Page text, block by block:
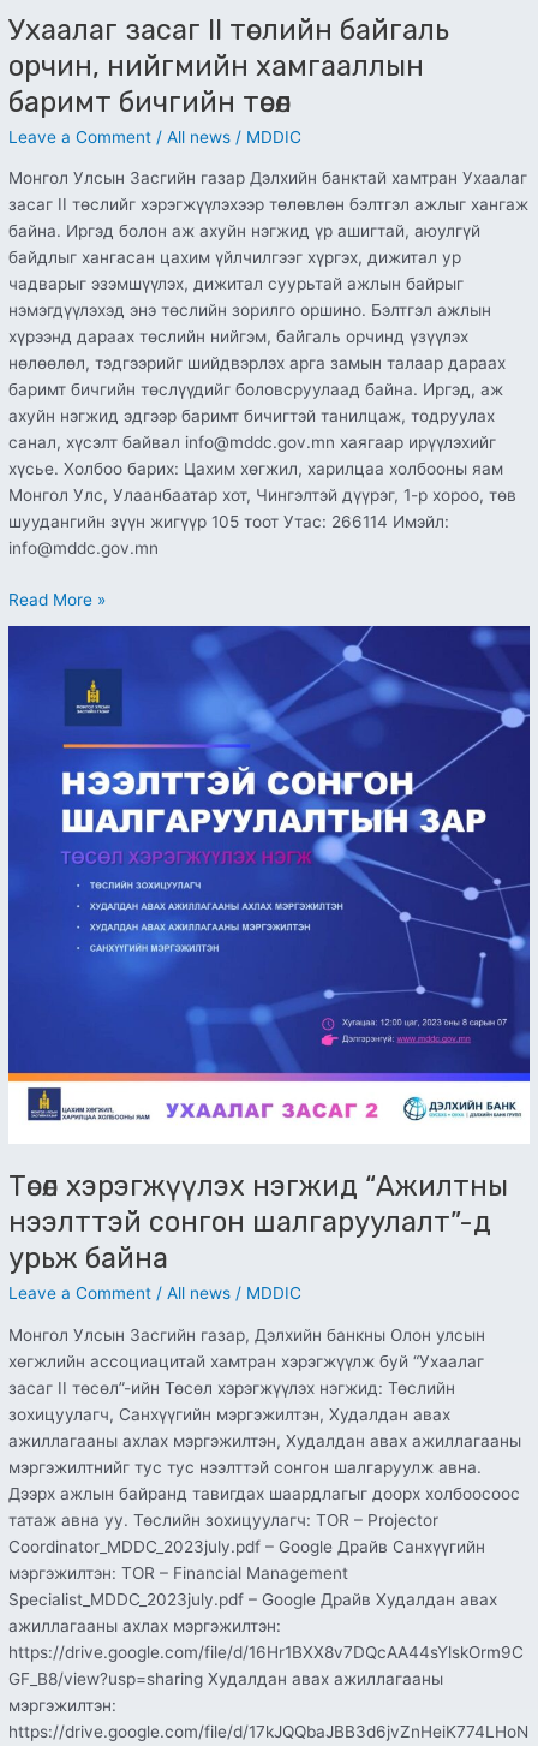
Ухаалаг засаг II төслийн байгаль
орчин, нийгмийн хамгааллын
баримт бичгийн төсөл
Leave a Comment /All news / MDDIC
Монгол Улсын Засгийн газар Дэлхийн банктай хамтран Ухаалаг
засаг II төслийг хэрэгжүүлэхээр төлөвлөн бэлтгэл ажлыг хангаж
байна. Иргэд болон аж ахуйн нэгжид үр ашигтай, аюулгүй
байдлыг хангасан цахим үйлчилгээг хүргэх, дижитал ур
чадварыг эзэмшүүлэх, дижитал суурьтай ажлын байрыг
нэмэгдүүлэхэд энэ төслийн зорилго оршино. Бэлтгэл ажлын
хүрээнд дараах төслийн нийгэм, байгаль орчинд үзүүлэх
нөлөөлөл, тэдгээрийг шийдвэрлэх арга замын талаар дараах
баримт бичгийн төслүүдийг боловсруулаад байна. Иргэд, аж
ахуйн нэгжид эдгээр баримт бичигтэй танилцаж, тодруулах
санал, хүсэлт байвал info@mddc.gov.mn хаягаар ирүүлэхийг
хүсье. Холбоо барих: Цахим хөгжил, харилцаа холбооны яам
Монгол Улс, Улаанбаатар хот, Чингэлтэй дүүрэг, 1-р хороо, төв
шуудангийн зүүн жигүүр 105 тоот Утас: 266114 Имэйл:
info@mddc.gov.mn
төсөл
Read More »
Төсөл хэрэгжүүлэх нэгжид “Ажилтны
нээлттэй сонгон шалгаруулалт”-д
урьж байна
Leave a Comment /All news / MDDIC
Монгол Улсын Засгийн газар, Дэлхийн банкны Олон улсын
хөгжлийн ассоциацитай хамтран хэрэгжүүлж буй “Ухаалаг
засаг II төсөл”-ийн Төсөл хэрэгжүүлэх нэгжид: Төслийн
зохицуулагч, Санхүүгийн мэргэжилтэн, Худалдан авах
ажиллагааны ахлах мэргэжилтэн, Худалдан авах ажиллагааны
мэргэжилтнийг тус тус нээлттэй сонгон шалгаруулж авна.
Дээрх ажлын байранд тавигдах шаардлагыг доорх холбоосоос
татаж авна уу. Төслийн зохицуулагч: TOR – Projector
Coordinator_MDDC_2023july.pdf – Google Драйв Санхүүгийн
мэргэжилтэн: TOR – Financial Management
Specialist_MDDC_2023july.pdf – Google Драйв Худалдан авах
ажиллагааны ахлах мэргэжилтэн:
https://drive.google.com/file/d/16Hr1BXX8v7DQcAA44sYlskOrm9C
GF_B8/view?usp=sharing Худалдан авах ажиллагааны
мэргэжилтэн:
https://drive.google.com/file/d/17kJQQbaJBB3d6jvZnHeiK774LHoN
хэрэгжүүлэх
“Ажилтны
нээлттэй
сонгон
шалгаруулалт”-